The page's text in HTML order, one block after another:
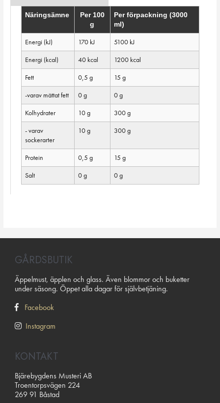
Näringsämne
Per 100
g
Per förpackning (3000
ml)
Energi (kJ) 170 kJ
5100 kJ
Energi (kcal)
40 kcal
1200 kcal
Fett
0,5 g
15 g
-varav mättat fett
0 g
0 g
Kolhydrater
10 g
300 g
- varav
sockerarter
10 g 300 g
Protein 0,5 g
15 g
Salt
0 g 0 g
GÅRDSBUTIK
Äppelmust, äpplen och glass. Även blommor och buketter
under säsong. Öppet alla dagar för självbetjäning.
Facebook
Instagram
KONTAKT
Bjärebygdens Musteri AB
Troentorpsvägen 224
269 91 Båstad